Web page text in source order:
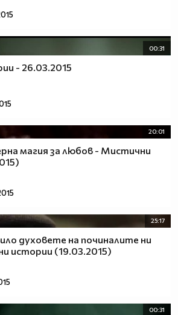
00:31
- 26.03.2015
20:01
магия за любов - Мистични
25:17
духовете на починалите ни
истории (19.03.2015)
00:31